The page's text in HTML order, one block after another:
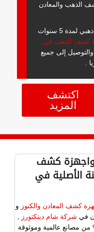
الذهب والمعادن
أجهزة أصلية بنسبة 100 % بضمان ذهبي لمدة 5 سنوات
كشف الذهب في
إلى جميع
.
اكتشف
المزيد
كشف
الأصلية في
كشف المعادن والكنوز و
في شركة شام ديتكتورز ,
شركتنا أجهزة أصلية الصنع 100% من مصانع عالمية وموثوقة